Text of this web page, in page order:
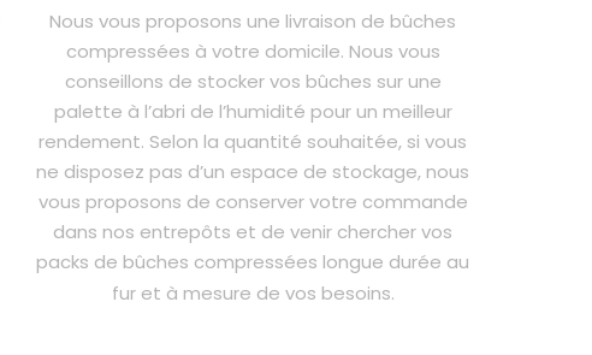
Nous vous proposons une livraison de bûches
compressées à votre domicile. Nous vous
conseillons de stocker vos bûches sur une
palette à l’abri de l’humidité pour un meilleur
rendement. Selon la quantité souhaitée, si vous
ne disposez pas d’un espace de stockage, nous
vous proposons de conserver votre commande
dans nos entrepôts et de venir chercher vos
packs de bûches compressées longue durée au
fur et à mesure de vos besoins.